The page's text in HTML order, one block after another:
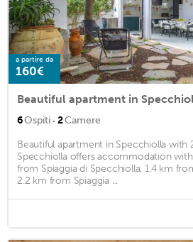
a partire da
160€
6Ospiti · 2Camere
Beautiful apartment in Specchiolla with
Specchiolla offers accommodation
from Spiaggia di Specchiolla, 1.4 km
2.2 km from Spiaggia ...